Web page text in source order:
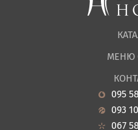
Офісні
Садові
Вітальня
Кухня
Ванна
МЕНЮ
Про нас
Новини
Гарантія
Кредит
095
093
067